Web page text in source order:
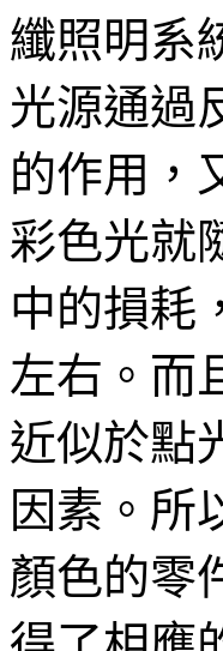
纖照明系
光源通過
的作用，
彩色光就
中的損耗
左右。而
近似於點
因素。所
顏色的零